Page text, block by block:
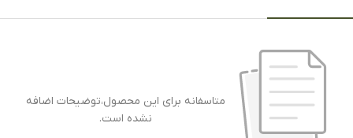
متاسفانه برای این محصول،توضیحات اضافه
نشده است.